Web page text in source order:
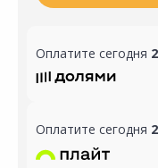
Оплатите сегодня
Оплатите сегодня